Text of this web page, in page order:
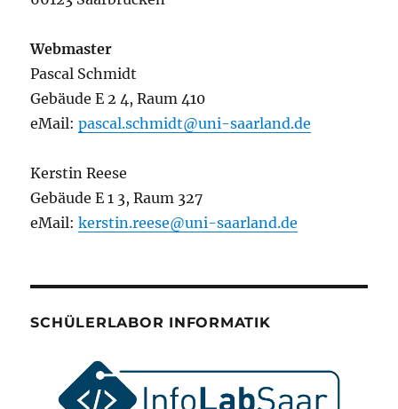
Webmaster
Pascal Schmidt
Gebäude E 2 4, Raum 410
eMail:pascal.schmidt@uni-saarland.de
Kerstin Reese
Gebäude E 1 3, Raum 327
eMail:kerstin.reese@uni-saarland.de
SCHÜLERLABOR INFORMATIK